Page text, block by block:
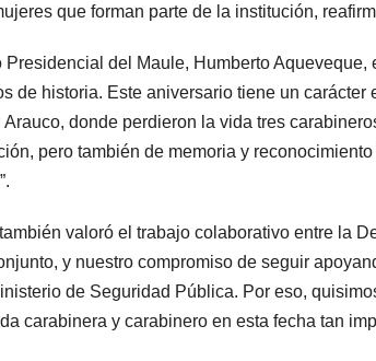
que forman parte de la institución,
Presidencial del Maule, Humberto
de historia. Este aniversario tiene un
Arauco, donde perdieron la vida tres
pero también de memoria y
valoró el trabajo colaborativo entre la
y nuestro compromiso de seguir
de Seguridad Pública. Por eso,
carabinera y carabinero en esta fecha tan